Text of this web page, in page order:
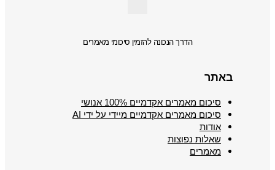
הדרך הנכונה להזמין סיכומי מאמרים
באתר
סיכום מאמרים אקדמיים 100% אנושי
סיכום מאמרים אקדמיים מיידי על ידי AI
אודות
שאלות נפוצות
מאמרים